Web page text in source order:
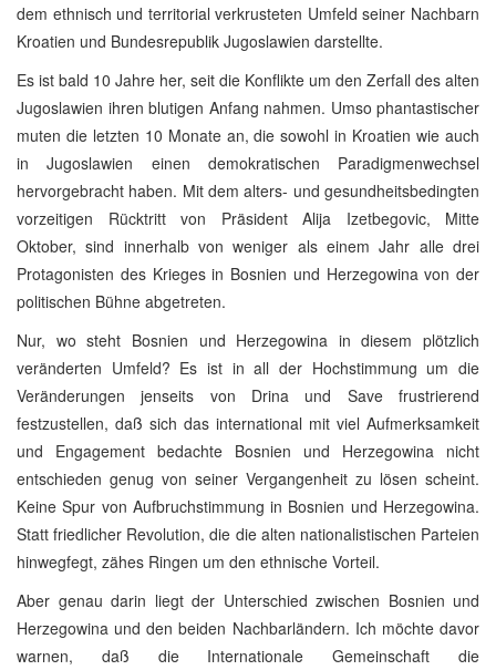
dem ethnisch und territorial verkrusteten Umfeld seiner Nachbarn
Kroatien und Bundesrepublik Jugoslawien darstellte.
Es ist bald 10 Jahre her, seit die Konflikte um den Zerfall des alten
Jugoslawien ihren blutigen Anfang nahmen. Umso phantastischer
muten die letzten 10 Monate an, die sowohl in Kroatien wie auch
in Jugoslawien einen demokratischen Paradigmenwechsel
hervorgebracht haben. Mit dem alters- und gesundheitsbedingten
vorzeitigen Rücktritt von Präsident Alija Izetbegovic, Mitte
Oktober, sind innerhalb von weniger als einem Jahr alle drei
Protagonisten des Krieges in Bosnien und Herzegowina von der
politischen Bühne abgetreten.
Nur, wo steht Bosnien und Herzegowina in diesem plötzlich
veränderten Umfeld? Es ist in all der Hochstimmung um die
Veränderungen jenseits von Drina und Save frustrierend
festzustellen, daß sich das international mit viel Aufmerksamkeit
und Engagement bedachte Bosnien und Herzegowina nicht
entschieden genug von seiner Vergangenheit zu lösen scheint.
Keine Spur von Aufbruchstimmung in Bosnien und Herzegowina.
Statt friedlicher Revolution, die die alten nationalistischen Parteien
hinwegfegt, zähes Ringen um den ethnische Vorteil.
Aber genau darin liegt der Unterschied zwischen Bosnien und
Herzegowina und den beiden Nachbarländern. Ich möchte davor
warnen, daß die Internationale Gemeinschaft die